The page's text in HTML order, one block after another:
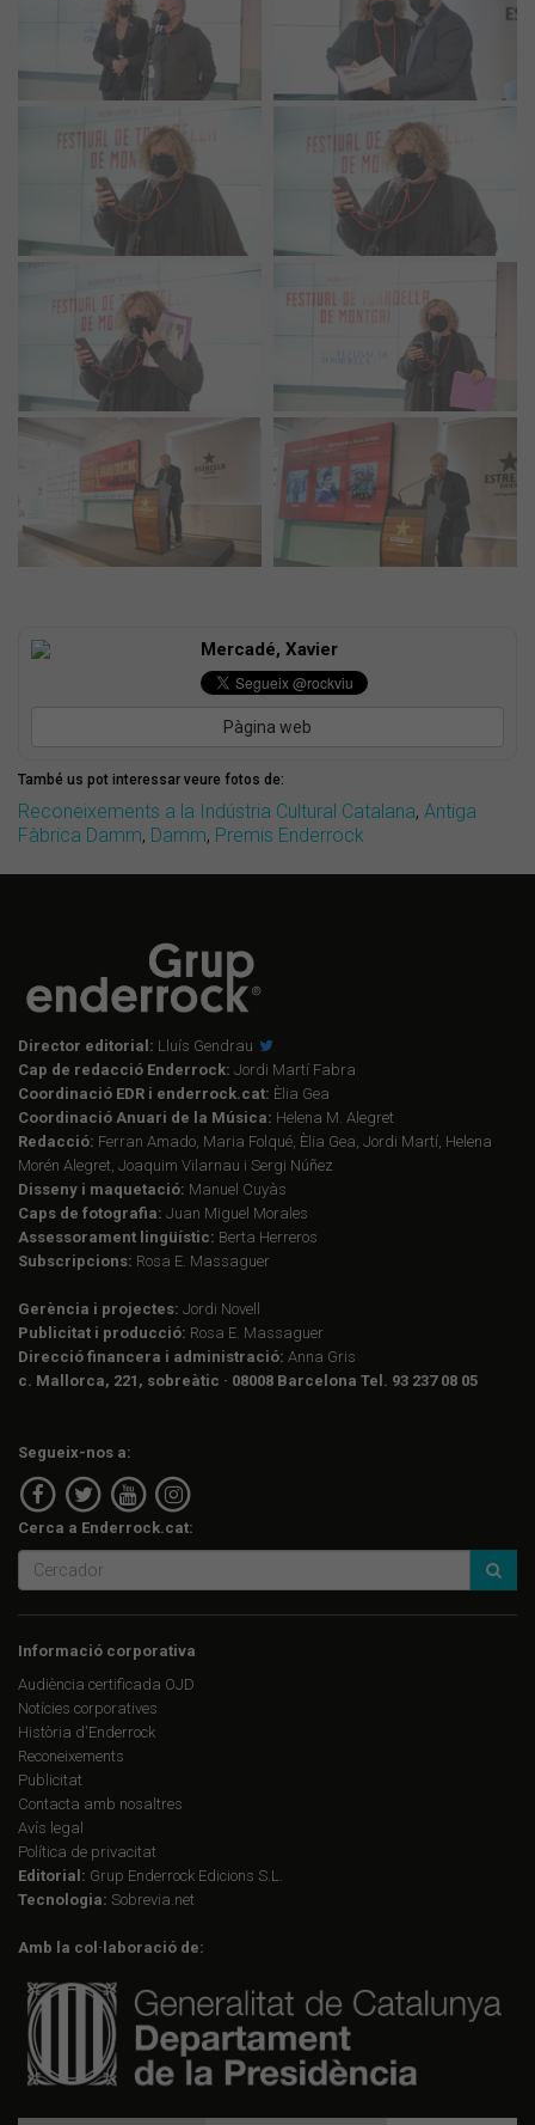
Mercadé, Xavier
Pàgina web
També us pot interessar veure fotos de:
Reconeixements a la Indústria Cultural Catalana, Antiga
Fàbrica Damm, Damm, Premis Enderrock
Director editorial: Lluís Gendrau
Cap de redacció Enderrock: Jordi Martí Fabra
Coordinació EDR i enderrock.cat: Èlia Gea
Coordinació Anuari de la Música: Helena M. Alegret
Redacció: Ferran Amado, Maria Folqué, Èlia Gea, Jordi Martí, Helena
Morén Alegret, Joaquim Vilarnau i Sergi Núñez
Disseny i maquetació: Manuel Cuyàs
Caps de fotografia: Juan Miguel Morales
Assessorament lingüístic: Berta Herreros
Subscripcions: Rosa E. Massaguer
Gerència i projectes: Jordi Novell
Publicitat i producció: Rosa E. Massaguer
Direcció financera i administració: Anna Gris
c. Mallorca, 221, sobreàtic · 08008 Barcelona Tel. 93 237 08 05
Segueix-nos a:
Cerca a Enderrock.cat:
Informació corporativa
Audiència certificada OJD
Notícies corporatives
Història d'Enderrock
Reconeixements
Publicitat
Contacta amb nosaltres
Avís legal
Política de privacitat
Editorial: Grup Enderrock Edicions S.L.
Tecnologia: Sobrevia.net
Amb la col·laboració de: